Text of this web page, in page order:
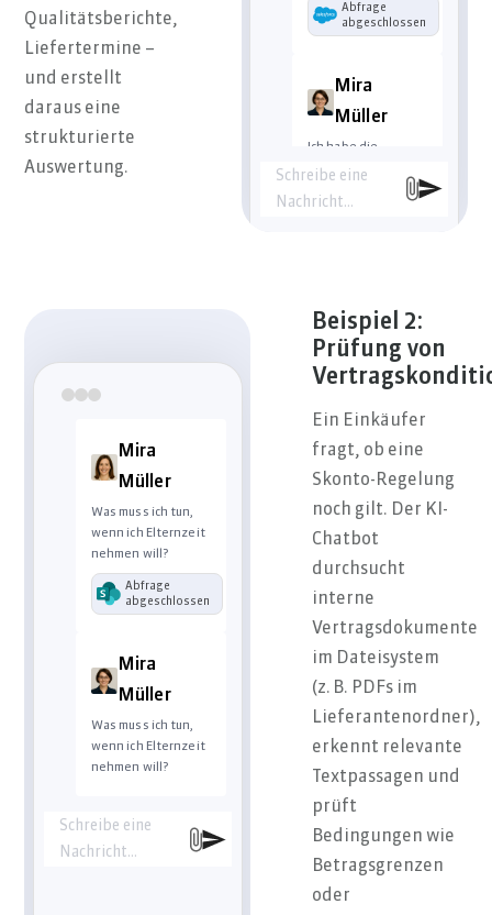
Qualitätsberichte,
Liefertermine –
und erstellt
daraus eine
strukturierte
Auswertung.
Abfrage
abgeschlossen
Mira
Müller
Ich habe die
Leistungsdaten der
beiden Lieferanten
aus dem ERP-
–AluPro: 94 %
Liefertermintreue, 2
Reklamationen
(Verzug),
Abweichung: +2 Tage
–TechMet
: 89 %
Termintreue, 0
Reklamationen,
aber 3
Qualitätsabweichungen
(Maßtoleranz) laut
Prüfbericht vom
erfüllen die
Preisziele, TechMet
war im Schnitt 1,8 %
günstiger.Empfehlung:
Wenn Präzision
kritisch ist, leichte
Möchten Sie den
vollständigen
Vergleich als PDF
exportieren?
Schreibe eine
Nachricht…
Mira
Müller
Was muss ich tun,
wenn ich Elternzeit
nehmen will?
Abfrage
abgeschlossen
Mira
Müller
Was muss ich tun,
wenn ich Elternzeit
nehmen will?
Schreibe eine
Nachricht…
Beispiel 2:
Prüfung von
Ein Einkäufer
fragt, ob eine
Skonto-Regelung
noch gilt. Der KI-
Chatbot
durchsucht
interne
Vertragsdokumente
im Dateisystem
(z. B. PDFs im
Lieferantenordner),
erkennt relevante
Textpassagen und
prüft
Bedingungen wie
Betragsgrenzen
oder